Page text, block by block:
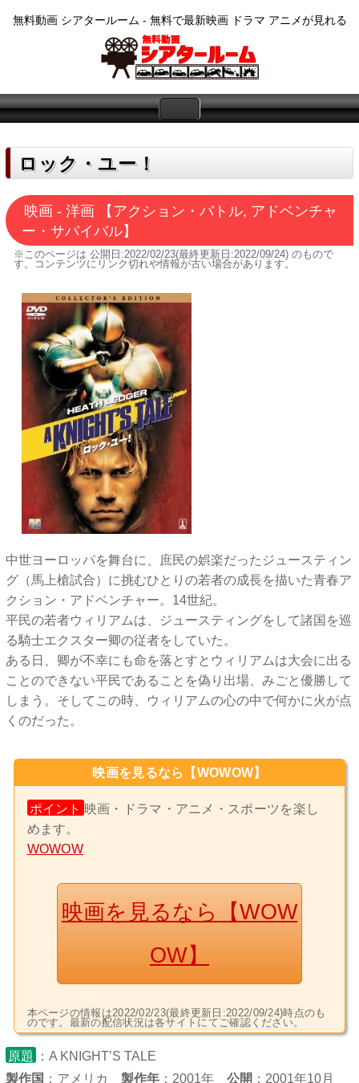
無料動画 シアタールーム - 無料で最新映画 ドラマ アニメが見れる
ロック・ユー！
映画 - 洋画 【アクション・バトル, アドベンチャ
ー・サバイバル】
※このページは 公開日:2022/02/23(最終更新日:2022/09/24)のもので
す。コンテンツにリンク切れや情報が古い場合があります。
中世ヨーロッパを舞台に、庶民の娯楽だったジュースティン
グ（馬上槍試合）に挑むひとりの若者の成長を描いた青春ア
クション・アドベンチャー。14世紀。
平民の若者ウィリアムは、ジュースティングをして諸国を巡
る騎士エクスター卿の従者をしていた。
ある日、卿が不幸にも命を落とすとウィリアムは大会に出る
ことのできない平民であることを偽り出場、みごと優勝して
しまう。そしてこの時、ウィリアムの心の中で何かに火が点
くのだった。
映画を見るなら【WOWOW】
ポイント 映画・ドラマ・アニメ・スポーツを楽し
めます。
WOWOW
映画を見るなら【WOW
OW】
本ページの情報は2022/02/23(最終更新日:2022/09/24)時点のも
のです。最新の配信状況は各サイトにてご確認ください。
原題
：A KNIGHT’S TALE
製作国 ： アメリカ 製作年：2001年 公開 ：2001年10月